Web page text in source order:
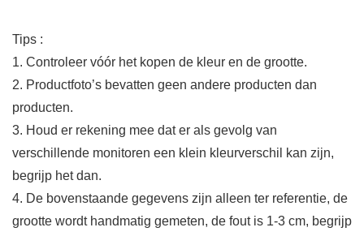
Tips :
1. Controleer vóór het kopen de kleur en de grootte.
2. Productfoto’s bevatten geen andere producten dan
producten.
3. Houd er rekening mee dat er als gevolg van
verschillende monitoren een klein kleurverschil kan zijn,
begrijp het dan.
4. De bovenstaande gegevens zijn alleen ter referentie, de
grootte wordt handmatig gemeten, de fout is 1-3 cm, begrijp